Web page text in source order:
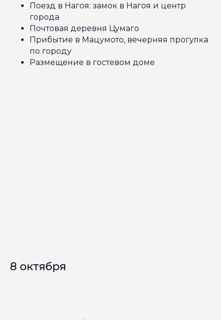
Поезд в Нагоя: замок в Нагоя и центр
города
Почтовая деревня Цумаго
Прибытие в Мацумото, вечерняя прогулка
по городу
Размещение в гостевом доме
8 октября